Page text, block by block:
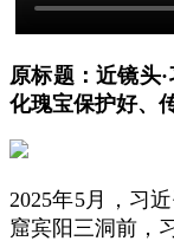
原标题：近镜头
化瑰宝保护好、
2025年5月，习
窟宾阳三洞前，